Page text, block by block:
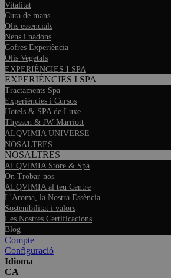
Vitalitat
Cura de mans
Olis essencials
Nens i nadons
Cofres Experiència
Olis Vegetals
EXPERIÈNCIES I SPA
EXPERIÈNCIES I SPA
Tractaments Spa
Experiències i Cursos
Hotels & SPA de Luxe
Thyssen & JW Marriott
ALQVIMIA UNIVERSE
NOSALTRES
NOSALTRES
ALQVIMIA Store & Spa
On Trobar-nos
ALQVIMIA al teu Centre
L'Aroma, la Nostra Essència
Sostenibilitat i valors
Les Nostres Certificacions
Blog
Compte
Configuració
Idioma
CA